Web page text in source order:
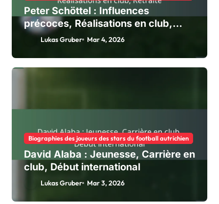
Peter Schöttel : Influences
précoces, Réalisations en club,
Retraite
Lukas Gruber Mar 4, 2026
Biographies des joueurs des stars du football autrichien
David Alaba : Jeunesse, Carrière en
club, Début international
Lukas Gruber Mar 3, 2026